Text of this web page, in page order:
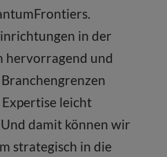
in der
hervorragend und
leicht
damit können wir
strategisch in die